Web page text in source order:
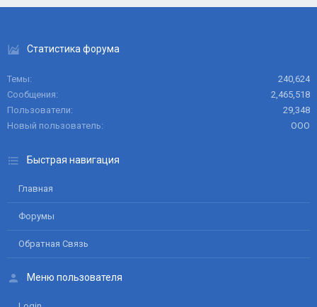
Статистика форума
Темы
240,624
Сообщения
2,465,518
Пользователи
29,348
Новый пользователь
ООО
Быстрая навигация
Главная
Форумы
Обратная Связь
Меню пользователя